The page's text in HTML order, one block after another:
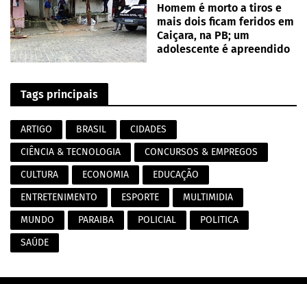
Homem é morto a tiros e
mais dois ficam feridos em
Caiçara, na PB; um
adolescente é apreendido
Tags principais
ARTIGO BRASIL
CIDADES
CIÊNCIA & TECNOLOGIA
CONCURSOS & EMPREGOS
CULTURA
ECONOMIA
EDUCAÇÃO
ENTRETENIMENTO
ESPORTE
MULTIMIDIA
MUNDO
PARAIBA POLICIAL
POLITICA
SAÚDE